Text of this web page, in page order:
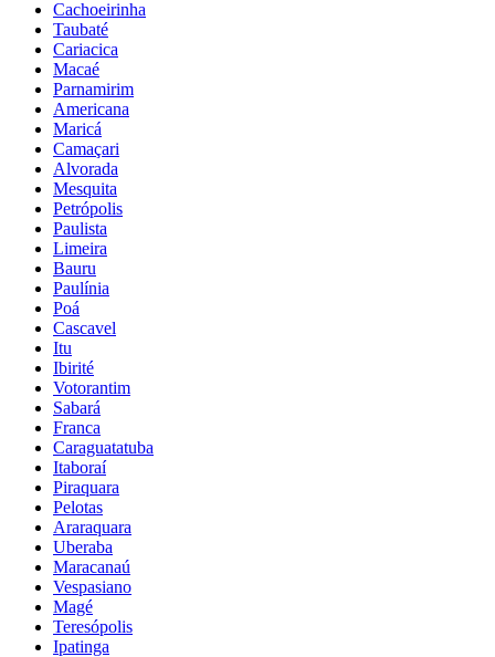
Cachoeirinha
Taubaté
Cariacica
Macaé
Parnamirim
Americana
Maricá
Camaçari
Alvorada
Mesquita
Petrópolis
Paulista
Limeira
Bauru
Paulínia
Poá
Cascavel
Itu
Ibirité
Votorantim
Sabará
Franca
Caraguatatuba
Itaboraí
Piraquara
Pelotas
Araraquara
Uberaba
Maracanaú
Vespasiano
Magé
Teresópolis
Ipatinga